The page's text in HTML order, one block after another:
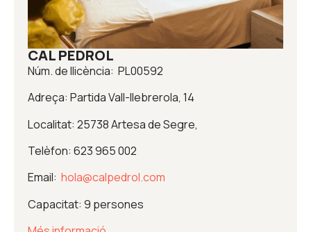
CAL PEDROL
Núm. de llicència: PL00592
Adreça: Partida Vall-llebrerola, 14
Localitat: 25738 Artesa de Segre,
Telèfon: 623 965 002
Email: hola@calpedrol.com
Capacitat: 9 persones